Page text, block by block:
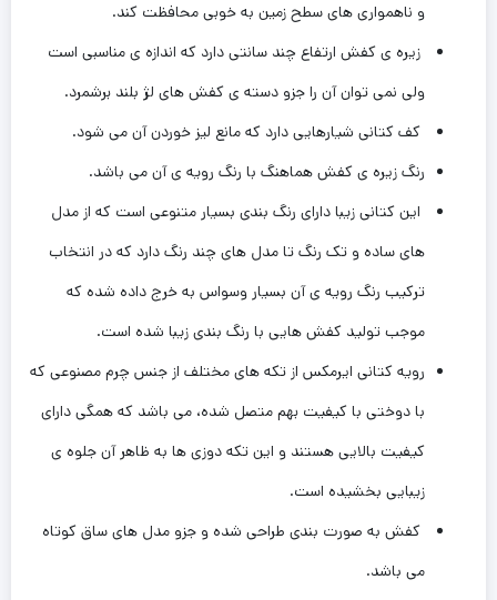
و ناهمواری های سطح زمین به خوبی محافظت کند.
زیره ی کفش ارتفاع چند سانتی دارد که اندازه ی مناسبی است
ولی‌ نمی توان آن را جزو دسته ی کفش های لژ بلند برشمرد.
کف کتانی شیارهایی دارد که مانع لیز خوردن آن می شود.
رنگ زیره ی کفش هماهنگ با رنگ رویه ی آن می باشد.
این کتانی زیبا دارای رنگ بندی بسیار متنوعی است که از مدل
های ساده و تک رنگ تا مدل های چند رنگ دارد که در انتخاب
ترکیب رنگ رویه ی آن بسیار وسواس به خرج داده شده که
موجب تولید کفش هایی با رنگ بندی زیبا شده است.
رویه کتانی ایرمکس از تکه های مختلف از جنس چرم ‌مصنوعی که
با دوختی با کیفیت بهم ‌متصل شده، می باشد که همگی دارای
کیفیت بالایی‌ هستند و این ‌تکه دوزی ها به ظاهر آن جلوه ی
زیبایی بخشیده است.
کفش به صورت بندی طراحی شده و جزو مدل های ساق کوتاه
می باشد.